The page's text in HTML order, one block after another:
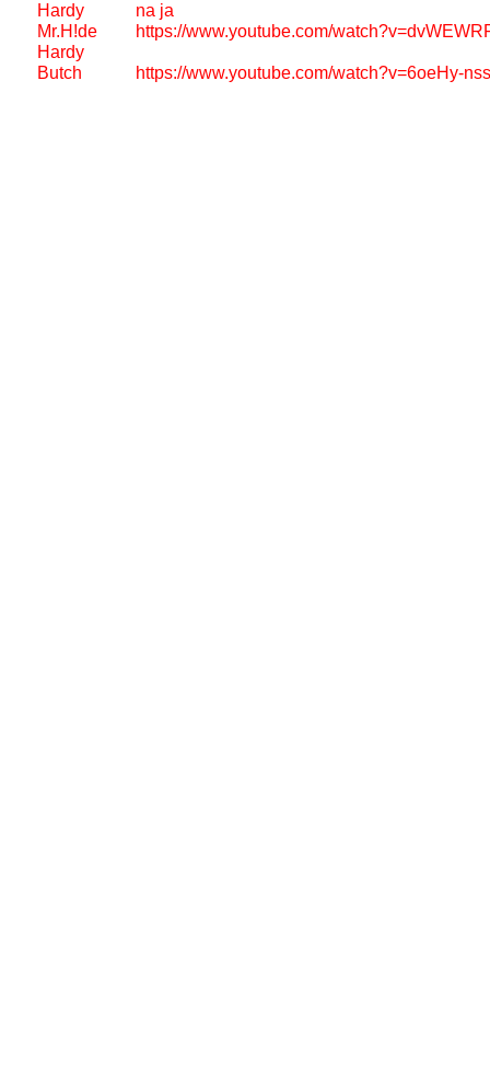
Hardy
na ja
Mr.H!de
https://www.youtube.com/
Hardy
Butch
https://www.youtube.com/watch?v=6oeHy-